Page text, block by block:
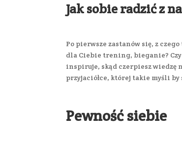
Jak sobie radzić z
Po pierwsze zastanów się, z
dla Ciebie trening, bieganie?
inspiruje, skąd czerpiesz wiedzę
przyjaciółce, której takie myśli
Pewność siebie